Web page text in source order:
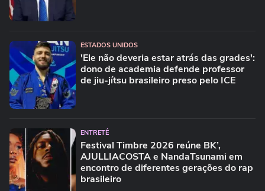
ESTADOS UNIDOS
'Ele não deveria estar atrás das grades':
dono de academia defende professor
de jiu-jítsu brasileiro preso pelo ICE
ENTRETÊ
Festival Timbre 2026 reúne BK’,
AJULLIACOSTA e NandaTsunami em
encontro de diferentes gerações do rap
brasileiro